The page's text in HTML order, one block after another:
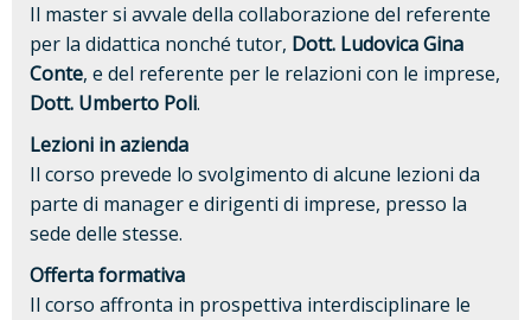
Il master si avvale della collaborazione del referente
per la didattica nonché tutor, Dott. Ludovica Gina
Conte, e del referente per le relazioni con le imprese,
Dott. Umberto Poli.
Lezioni in azienda
Il corso prevede lo svolgimento di alcune lezioni da
parte di manager e dirigenti di imprese, presso la
sede delle stesse.
Offerta formativa
Il corso affronta in prospettiva interdisciplinare le